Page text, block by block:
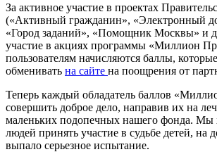
За активное участие в проектах
(«Активный гражданин», «Электронный
«Город заданий», «Помощник Москвы» и
участие в акциях программы «Миллион
пользователям начисляются баллы,
обменивать на сайте на поощрения от
Теперь каждый обладатель баллов
совершить доброе дело, направив их на
маленьких подопечных нашего фонда. Мы
людей принять участие в судьбе детей, на
выпало серьезное испытание.